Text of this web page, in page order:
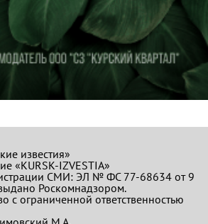
известия»
«KURSK-IZVESTIA»
СМИ: ЭЛ № ФС 77-68634 от 9
Роскомнадзором.
с ограниченной ответственностью